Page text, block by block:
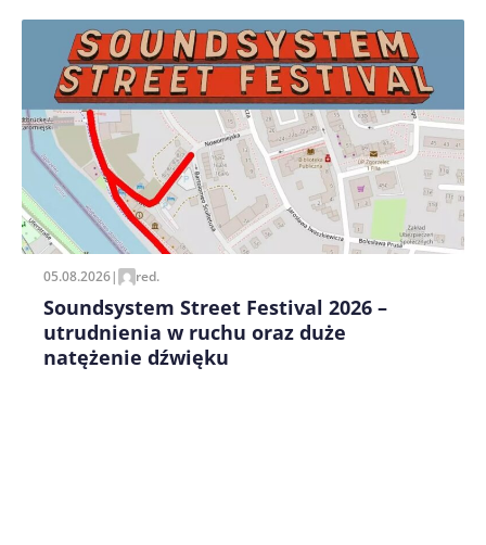
Zapamiętaj moje dane w tej przeglądarce podczas
pisania kolejnych komentarzy.
05.08.2026| red.
Soundsystem Street Festival 2026 –
utrudnienia w ruchu oraz duże
natężenie dźwięku